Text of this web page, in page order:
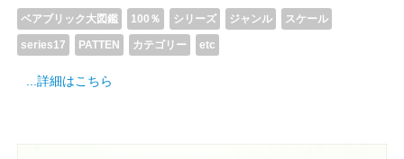
ベアブリック大図鑑 100％ シリーズ ジャンル スケール
series17 PATTEN カテゴリー etc
...詳細はこちら